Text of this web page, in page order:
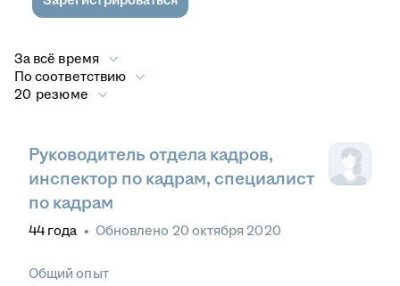
За всё время
По соответствию
20 резюме
Руководитель отдела кадров,
инспектор по кадрам, специалист
по кадрам
44 года • Обновлено 20 октября 2020
Общий опыт